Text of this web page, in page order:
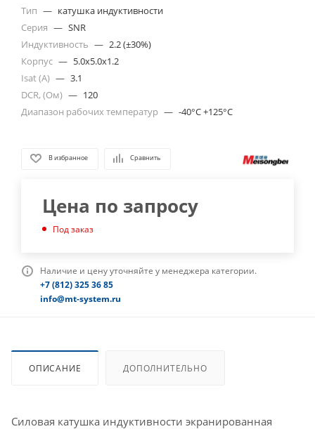
Тип — катушка индуктивности
Серия — SNR
Индуктивность — 2.2 (±30%)
Корпус — 5.0x5.0x1.2
Isat (A) — 3.1
DCR, (Ом) — 120
Диапазон рабочих температур — -40°C +125°C
В избранное Сравнить
Цена по запросу
Под заказ
Наличие и цену уточняйте у менеджера категории.
+7 (812) 325 36 85
info@mt-system.ru
ОПИСАНИЕ ДОПОЛНИТЕЛЬНО
Силовая катушка индуктивности экранированная